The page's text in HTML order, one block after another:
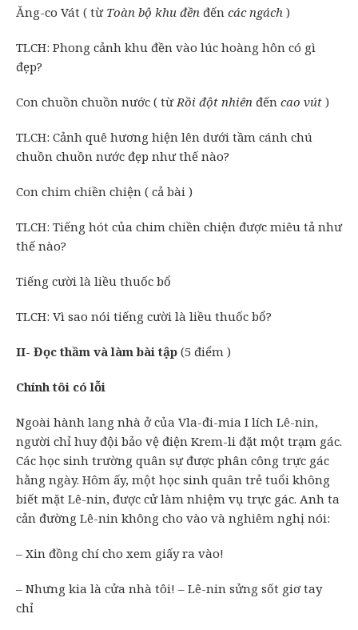
Ăng-co Vát ( từ Toàn bộ khu đền đến các ngách )
TLCH: Phong cảnh khu đền vào lúc hoàng hôn có gì
đẹp?
Con chuồn chuồn nước ( từRồi đột nhiên đến cao vút )
TLCH: Cảnh quê hương hiện lên dưới tầm cánh chú
chuồn chuồn nước đẹp như thế nào?
Con chim chiền chiện ( cả bài )
TLCH: Tiếng hót của chim chiền chiện được miêu tả như
thế nào?
Tiếng cười là liều thuốc bổ
TLCH: Vì sao nói tiếng cười là liều thuốc bổ?
II- Đọc thầm và làm bài tập (5 điểm )
Chính tôi có lỗi
Ngoài hành lang nhà ở của Vla-đi-mia I lích Lê-nin,
người chỉ huy đội bảo vệ điện Krem-li đặt một trạm gác.
Các học sinh trường quân sự được phân công trực gác
hằng ngày. Hôm ấy, một học sinh quân trẻ tuổi không
biết mặt Lê-nin, được cử làm nhiệm vụ trực gác. Anh ta
cản đường Lê-nin không cho vào và nghiêm nghị nói:
– Xin đồng chí cho xem giấy ra vào!
– Nhưng kia là cửa nhà tôi! – Lê-nin sửng sốt giơ tay
chỉ